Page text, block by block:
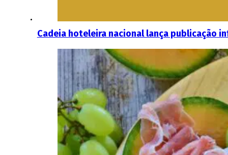
Cadeia hoteleira nacional lança publicação